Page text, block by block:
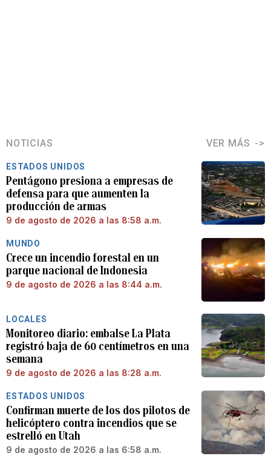
NOTICIAS VER MÁS
ESTADOS UNIDOS
Pentágono presiona a empresas de
defensa para que aumenten la
producción de armas
9 de agosto de 2026 a las 8:58 a.m.
MUNDO
Crece un incendio forestal en un
parque nacional de Indonesia
9 de agosto de 2026 a las 8:44 a.m.
LOCALES
Monitoreo diario: embalse La Plata
registró baja de 60 centímetros en una
semana
9 de agosto de 2026 a las 8:28 a.m.
ESTADOS UNIDOS
Confirman muerte de los dos pilotos de
helicóptero contra incendios que se
estrelló en Utah
9 de agosto de 2026 a las 6:58 a.m.